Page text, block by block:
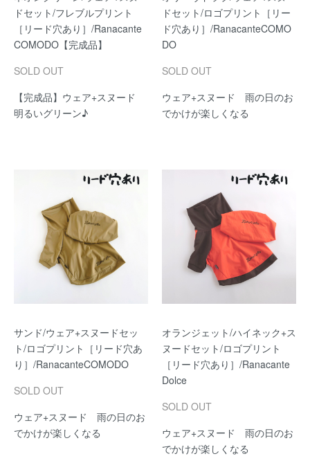
ドセット/フレブルプリント
［リード穴あり］/Ranacante
COMODO【完成品】
SOLD OUT
【完成品】ウェア+スヌード
明るいグリーン♪
ドセット/ロゴプリント［リー
ド穴あり］/RanacanteCOMO
DO
SOLD OUT
ウェア+スヌード 雨の日のお
でかけが楽しくなる
サンド/ウェア+スヌードセッ
ト/ロゴプリント［リード穴あ
り］/RanacanteCOMODO
SOLD OUT
ウェア+スヌード 雨の日のお
でかけが楽しくなる
オランジェット/ハイネック+ス
ヌードセット/ロゴプリント
［リード穴あり］/Ranacante
Dolce
SOLD OUT
ウェア+スヌード 雨の日のお
でかけが楽しくなる